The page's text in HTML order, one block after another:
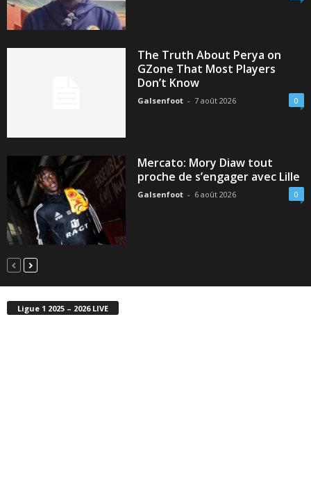
The Truth About Perya on
GZone That Most Players
Don’t Know
Galsenfoot - 7 août 2026 0
Mercato: Mory Diaw tout
proche de s’engager avec Lille
Galsenfoot - 6 août 2026 0
Ligue 1 2025 – 2026 LIVE